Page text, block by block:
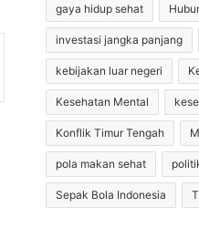
gaya hidup sehat
investasi jangka panjang
kebijakan luar negeri
Kesehatan Mental
Konflik Timur Tengah
pola makan sehat
Sepak Bola Indonesia